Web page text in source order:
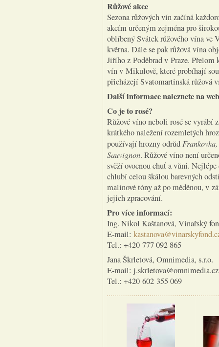
Růžové akce
Sezona růžových vín začíná
akcím určeným zejména pro
oblíbený Svátek růžového vína ve
května. Dále se pak růžová vína
Jiřího z Poděbrad v Praze. Přelom
vín v Mikulově, které probíhají
přicházejí Svatomartinská růžová
Další informace naleznete na
Co je to rosé?
Růžové víno neboli rosé se vyrábí
krátkého naležení rozemletých
používají hrozny odrůd
Sauvignon. Růžové víno není
svěží ovocnou chuť a vůni.
chlubí celou škálou barevných
malinové tóny až po měděnou, v
jejich zpracování.
Pro více informací:
Ing. Nikol Kaštanová, Vinařský
E-mail:
Tel.: +420 777 092 865
Jana Škrletová, Omnimedia, s.r.o.
E-mail: j.skrletova@omnimedia.cz
Tel.: +420 602 355 069